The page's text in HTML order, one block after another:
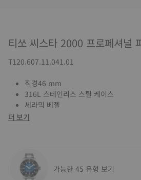
티쏘 씨스타 2000 프로페셔널
T120.607.11.041.01
직경46 mm
316L 스테인리스 스틸 케이스
세라믹 베젤
더 보기
가능한 45 유형 보기